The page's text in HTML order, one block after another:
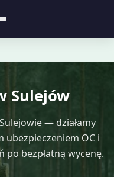
Strona główna
Opinie
Cennik
Kontakt
Sulejów
— działamy
ubezpieczeniem OC i
po bezpłatną wycenę.